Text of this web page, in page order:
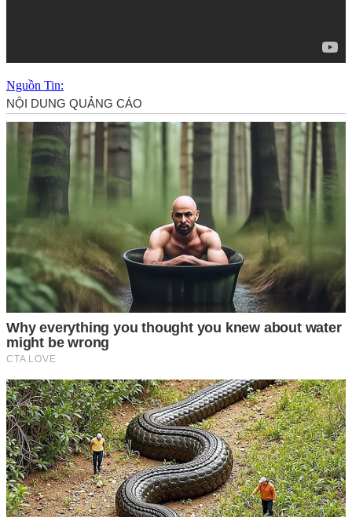
Nguồn Tin: